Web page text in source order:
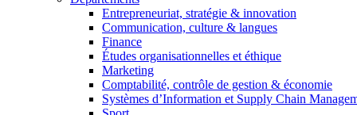
Entrepreneuriat, stratégie & innovation
Communication, culture & langues
Finance
Études organisationnelles et éthique
Marketing
Comptabilité, contrôle de gestion & économie
Systèmes d’Information et Supply Chain